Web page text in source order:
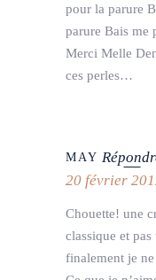
pour la parure
parure Bais
Merci Melle
ces perles…
MAY
20 février
Chouette! une
classique et
finalement je